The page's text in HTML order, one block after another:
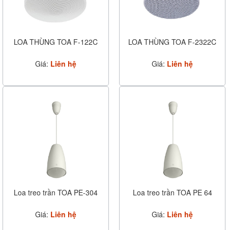
LOA THÙNG TOA F-122C
Giá: Liên hệ
LOA THÙNG TOA F-2322C
Giá: Liên hệ
Loa treo trần TOA PE-304
Giá: Liên hệ
Loa treo trần TOA PE 64
Giá: Liên hệ